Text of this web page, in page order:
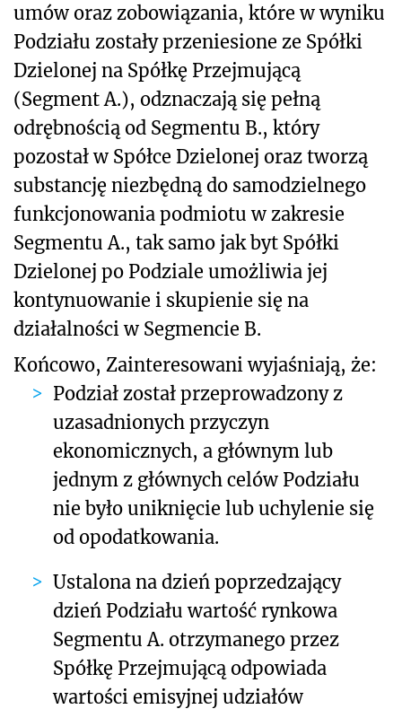
umów oraz zobowiązania, które w wyniku
Podziału zostały przeniesione ze Spółki
Dzielonej na Spółkę Przejmującą
(Segment A.), odznaczają się pełną
odrębnością od Segmentu B., który
pozostał w Spółce Dzielonej oraz tworzą
substancję niezbędną do samodzielnego
funkcjonowania podmiotu w zakresie
Segmentu A., tak samo jak byt Spółki
Dzielonej po Podziale umożliwia jej
kontynuowanie i skupienie się na
działalności w Segmencie B.
Końcowo, Zainteresowani wyjaśniają, że:
Podział został przeprowadzony z
uzasadnionych przyczyn
ekonomicznych, a głównym lub
jednym z głównych celów Podziału
nie było uniknięcie lub uchylenie się
od opodatkowania.
Ustalona na dzień poprzedzający
dzień Podziału wartość rynkowa
Segmentu A. otrzymanego przez
Spółkę Przejmującą odpowiada
wartości emisyjnej udziałów